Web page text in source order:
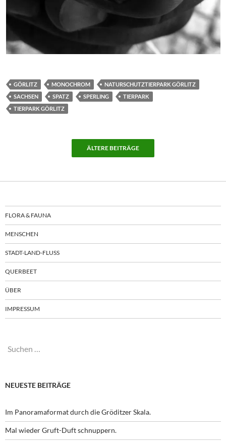
GÖRLITZ MONOCHROM
NATURSCHUTZTIERPARK GÖRLITZ
SACHSEN
SPATZ SPERLING
TIERPARK
TIERPARK GÖRLITZ
ÄLTERE BEITRÄGE
FLORA & FAUNA
MENSCHEN
STADT-LAND-FLUSS
QUERBEET
ÜBER
IMPRESSUM
Suchen
NEUESTE BEITRÄGE
Im Panoramaformat durch die Gröditzer Skala.
Mal wieder Gruft-Duft schnuppern.